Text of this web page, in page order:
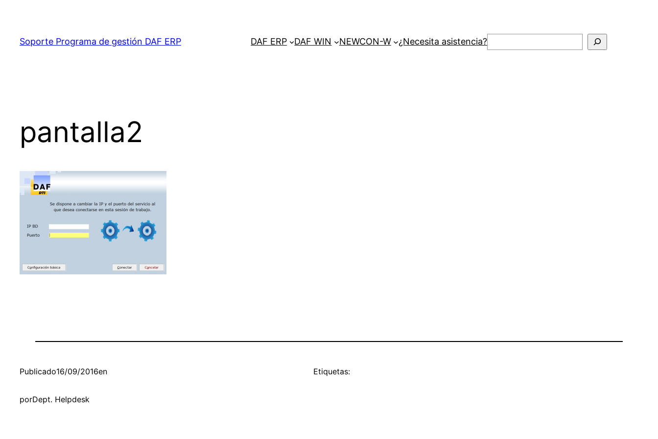
contenido
Soporte Programa de gestión DAF ERP DAF ERP DAF WIN NEWCON-W ¿Necesita asistencia?Buscar
pantalla2
Publicado16/09/2016en
porDept. Helpdesk
Etiquetas: